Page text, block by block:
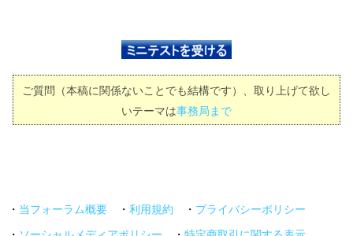
ご質問（本稿に関係ないことでも結構です）、取り上げて欲し
いテーマは事務局まで
・ 当フォーラム概要 ・ 利用規約 ・ プライバシーポリシー